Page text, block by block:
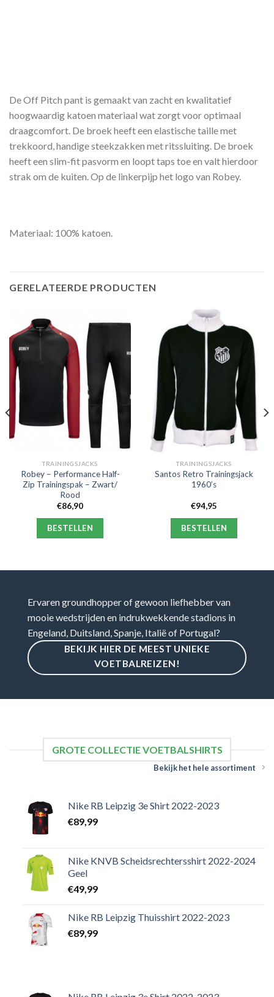
De Off Pitch pant is gemaakt van zacht en kwalitatief
hoogwaardig katoen materiaal wat zorgt voor optimaal
draagcomfort. De broek heeft een elastische taille met
trekkoord, handige steekzakken met ritssluiting. De broek
heeft een slim-fit pasvorm en loopt taps toe en valt hierdoor
strak om de kuiten. Op de linkerpijp het logo van Robey.
Materiaal: 100% katoen.
GERELATEERDE PRODUCTEN
TRAININGSJACKS
Robey – Performance Half-
Zip Trainingspak – Zwart/
Rood
€86,90
BESTELLEN
TRAININGSJACKS
Santos Retro Trainingsjack
1960’s
€94,95
BESTELLEN
Ervaren groundhopper of gewoon liefhebber van
mooie wedstrijden en indrukwekkende stadions in
Engeland, Duitsland, Spanje, Italië of Portugal?
BEKIJK HIER DE MEEST UNIEKE
VOETBALREIZEN!
GROTE COLLECTIE VOETBALSHIRTS
Bekijk het hele assortiment
Nike RB Leipzig 3e Shirt 2022-2023
€89,99
Nike KNVB Scheidsrechtersshirt 2022-2024
Geel
€49,99
Nike RB Leipzig Thuisshirt 2022-2023
€89,99